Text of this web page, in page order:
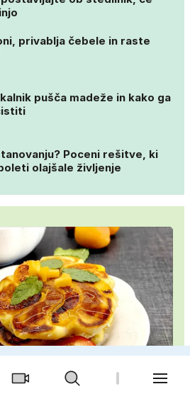
privablja čebele in raste
pušča madeže in kako ga
Poceni rešitve, ki
olajšale življenje
zasenči navadne